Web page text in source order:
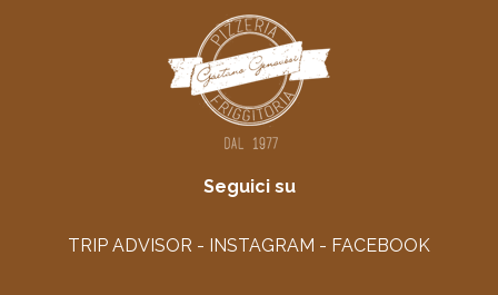
Seguici su
TRIP ADVISOR - INSTAGRAM - FACEBOOK